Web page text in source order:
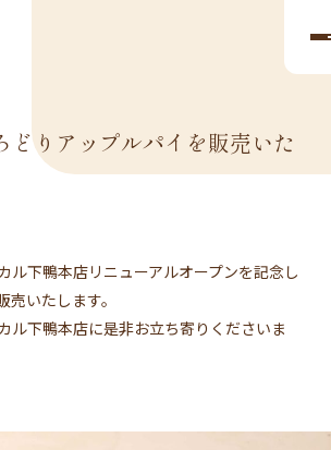
どりアップルパイを販売いた
ル下鴨本店リニューアルオープンを記念し
いたします。
ル下鴨本店に是非お立ち寄りくださいま